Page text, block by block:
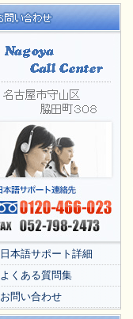
日本語サポート詳細
よくある質問集
お問い合わせ